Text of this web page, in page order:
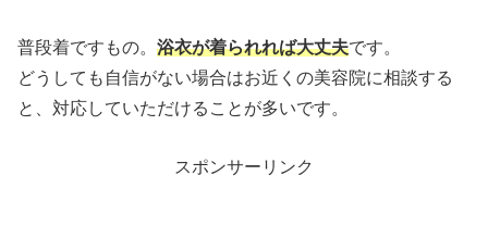
普段着ですもの。 浴衣が着られれば大丈夫です。
どうしても自信がない場合はお近くの美容院に相談する
と、対応していただけることが多いです。
スポンサーリンク